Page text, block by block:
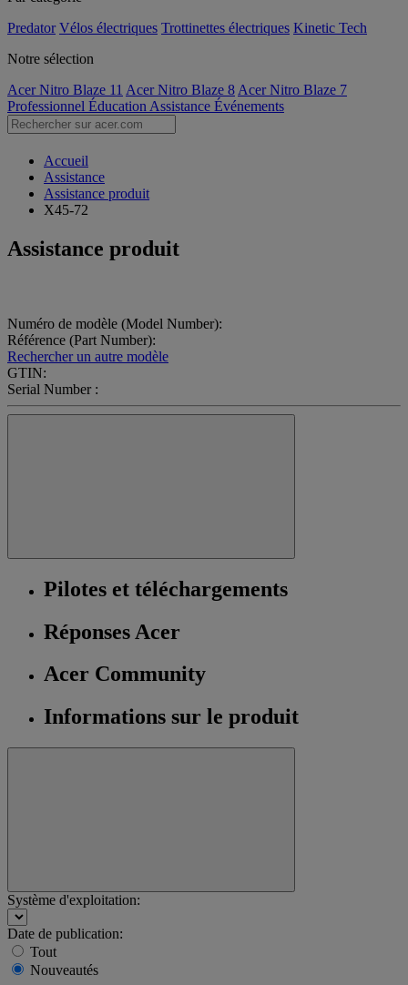
Predator Vélos électriques Trottinettes électriques Kinetic Tech
Notre sélection
Acer Nitro Blaze 11 Acer Nitro Blaze 8 Acer Nitro Blaze 7
Professionnel Éducation Assistance Événements
Accueil
Assistance
Assistance produit
X45-72
Assistance produit
Numéro de modèle (Model Number):
Référence (Part Number):
Rechercher un autre modèle
GTIN:
Serial Number :
Pilotes et téléchargements
Réponses Acer
Acer Community
Informations sur le produit
Système d'exploitation:
Date de publication:
Tout
Nouveautés